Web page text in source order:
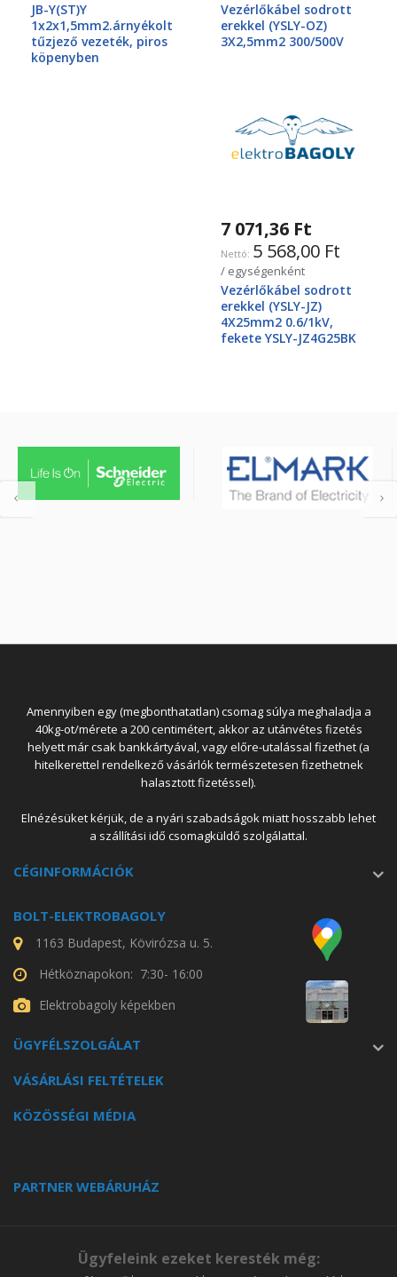
JB-Y(ST)Y
1x2x1,5mm2.árnyékolt
tűzjező vezeték, piros
köpenyben
Vezérlőkábel sodrott
erekkel (YSLY-OZ)
3X2,5mm2 300/500V
7 071,36 Ft
5 568,00 Ft
/ egységenként
Vezérlőkábel sodrott
erekkel (YSLY-JZ)
4X25mm2 0.6/1kV,
fekete YSLY-JZ4G25BK
Amennyiben egy (megbonthatatlan) csomag súlya meghaladja a
40kg-ot/mérete a 200 centimétert, akkor az utánvétes fizetés
helyett már csak bankkártyával, vagy előre-utalással fizethet (a
hitelkerettel rendelkező vásárlók természetesen fizethetnek
halasztott fizetéssel).
Elnézésüket kérjük, de a nyári szabadságok miatt hosszabb lehet
a szállítási idő csomagküldő szolgálattal.
CÉGINFORMÁCIÓK
BOLT-ELEKTROBAGOLY
1163 Budapest, Kövirózsa u. 5.
Hétköznapokon: 7:30- 16:00
Elektrobagoly képekben
ÜGYFÉLSZOLGÁLAT
VÁSÁRLÁSI FELTÉTELEK
KÖZÖSSÉGI MÉDIA
PARTNER WEBÁRUHÁZ
Ügyfeleink ezeket keresték még: